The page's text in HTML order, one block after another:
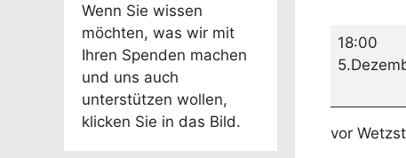
Advent
im
18:00
vor
Wenn Sie wissen
möchten, was wir mit
Ihren Spenden machen
und uns auch
unterstützen wollen,
klicken Sie in das Bild.